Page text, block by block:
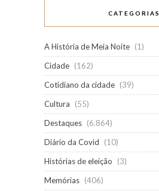
CATEGORIAS
A História de Meia Noite (1)
Cidade (162)
Cotidiano da cidade (39)
Cultura
(55)
Destaques (6.864)
Diário da Covid
(10)
Histórias de eleição
(3)
Memórias (406)